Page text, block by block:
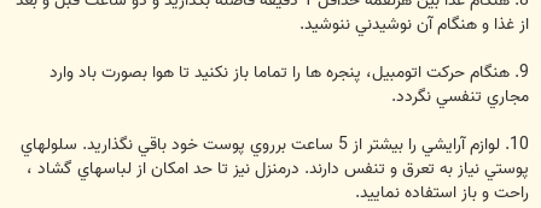
از غذا و هنگام آن نوشيدني ننوشيد.
9. هنگام حرکت اتومبیل، پنجره ها را تماما باز نکنيد تا هوا بصورت باد وارد
مجاري تنفسي نگردد.
10. لوازم آرايشي را بيشتر از 5 ساعت برروي پوست خود باقي نگذاريد. سلولهاي
پوستي نياز به تعرق و تنفس دارند. درمنزل نيز تا حد امکان از لباسهاي گشاد ،
راحت و باز استفاده نماييد.